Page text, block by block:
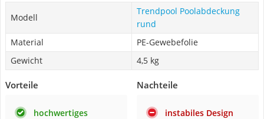
Modell
Trendpool Poolabdeckung
rund
Material
PE-Gewebefolie
Gewicht
4,5 kg
Vorteile
hochwertiges
Nachteile
instabiles Design